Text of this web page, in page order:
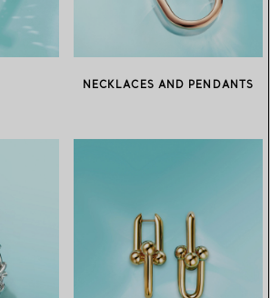
NECKLACES AND PENDANTS